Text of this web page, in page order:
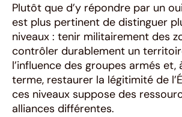
Plutôt que d’y répondre par un
est plus pertinent de distinguer
niveaux : tenir militairement des
contrôler durablement un
l’influence des groupes armés et,
terme, restaurer la légitimité de
ces niveaux suppose des
alliances différentes.